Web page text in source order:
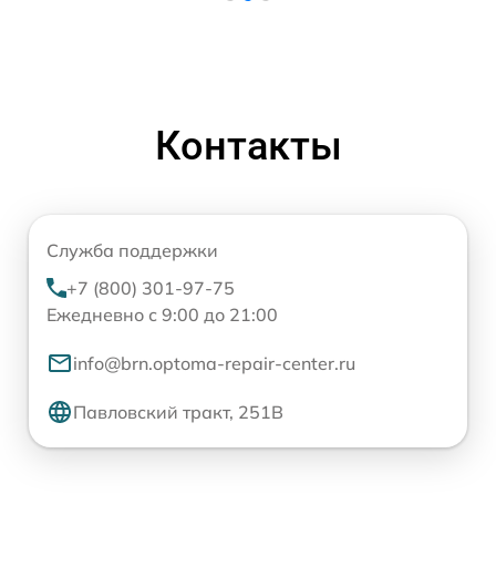
Контакты
Служба поддержки
+7 (800) 301-97-75
Ежедневно с 9:00 до 21:00
info@brn.optoma-repair-center.ru
Павловский тракт, 251В